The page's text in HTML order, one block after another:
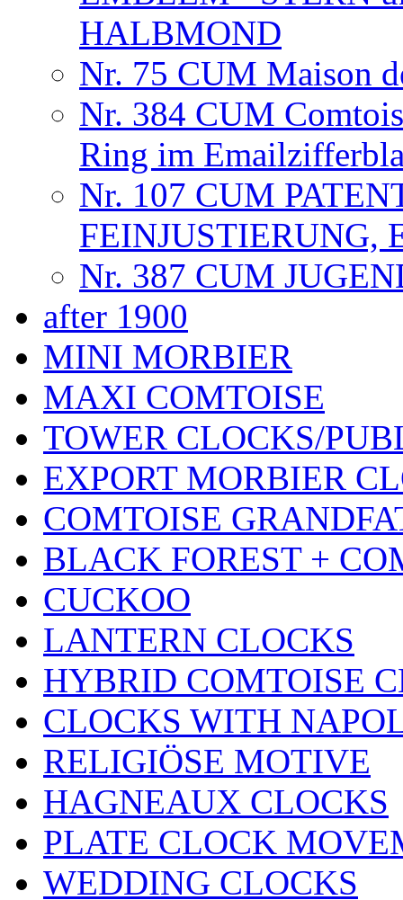
HALBMOND
Nr. 75 CUM Maison
Nr. 384 CUM
Ring im
Nr. 107 CUM
FEINJUSTIERUNG,
Nr. 387 CUM
after 1900
MINI MORBIER
MAXI COMTOISE
TOWER CLOCKS/
EXPORT MORBIER
COMTOISE
BLACK FOREST +
CUCKOO
LANTERN CLOCKS
HYBRID COMTOISE
CLOCKS WITH
RELIGIÖSE MOTIVE
HAGNEAUX CLOCKS
PLATE CLOCK
WEDDING CLOCKS